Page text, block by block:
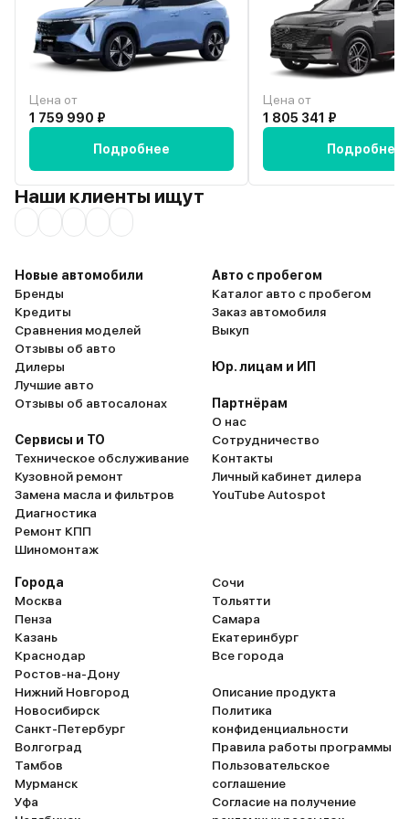
дилерский центр . Поменяли
пружину по гарантии, еще
скрипели двери , устранили скрип
дверей тоже по гарантии.
Безопастность Омоды вызвала у
меня огромные сомнения и я
решила ее продать .
комфорт. - зеркало
тонированное и в
тонировкой стекол
очень комфортна и
более безопасна - не
встречные автомобили,
грузовики сзади. - попробовала
функцию удержания в
очень понравилась. -
езде сама включает/
не пробовала). За 4
искать кто меня
выдернет на Кулрее.
что машинка сама
отхожу. - штатный
ставить
устройств. - очень
багажник открывается/
закрывается с
очень понимающее
внештатное ПО чтобы
голосовое управление,
всё работает
разу не было
Заметила, что я даже
перестала. Езда на
комфортна, что стало
что "весь мир
на трассе
Цена от
1 759 990 ₽
Подробнее
Цена от
1 805 341 ₽
Подробнее
Наши клиенты ищут
Новые автомобили
Бренды
Кредиты
Сравнения моделей
Отзывы об авто
Дилеры
Лучшие авто
Отзывы об автосалонах
Сервисы и ТО
Техническое обслуживание
Кузовной ремонт
Замена масла и фильтров
Диагностика
Ремонт КПП
Шиномонтаж
Авто с пробегом
Каталог авто с пробегом
Заказ автомобиля
Выкуп
Юр. лицам и ИП
Партнёрам
О нас
Сотрудничество
Контакты
Личный кабинет дилера
YouTube Autospot
Города
Москва
Пенза
Казань
Краснодар
Ростов-на-Дону
Нижний Новгород
Новосибирск
Санкт-Петербург
Волгоград
Тамбов
Мурманск
Уфа
Сочи
Тольятти
Самара
Екатеринбург
Все города
Описание продукта
Политика
конфиденциальности
Правила работы программы
Пользовательское
соглашение
Согласие на получение